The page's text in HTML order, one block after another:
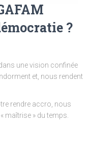
?
une vision confinée
et, nous rendent
rendre accro, nous
maîtrise » du temps.